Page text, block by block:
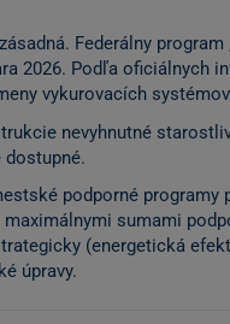
Federálny program
2026. Podľa oficiálnych
vykurovacích
nevyhnutné
dostupné.
podporné programy
sumami
(energetická
úpravy.